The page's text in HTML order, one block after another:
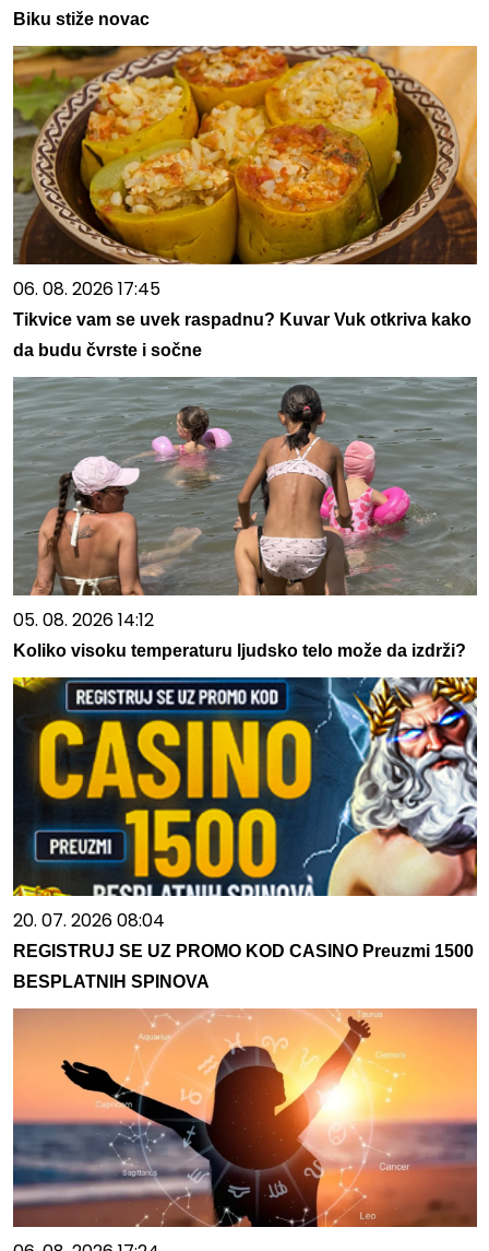
Biku stiže novac
06. 08. 2026 17:45
Tikvice vam se uvek raspadnu? Kuvar Vuk otkriva kako
da budu čvrste i sočne
05. 08. 2026 14:12
Koliko visoku temperaturu ljudsko telo može da izdrži?
20. 07. 2026 08:04
REGISTRUJ SE UZ PROMO KOD CASINO Preuzmi 1500
BESPLATNIH SPINOVA